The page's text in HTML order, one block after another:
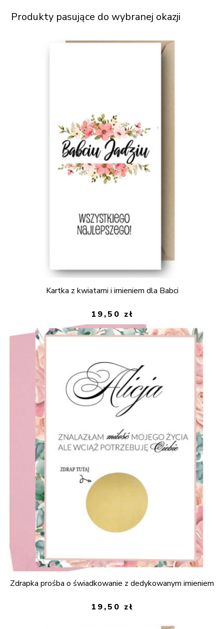
Produkty pasujące do wybranej okazji
Kartka z kwiatami i imieniem dla Babci
19,50 zł
Zdrapka prośba o świadkowanie z dedykowanym imieniem
19,50 zł